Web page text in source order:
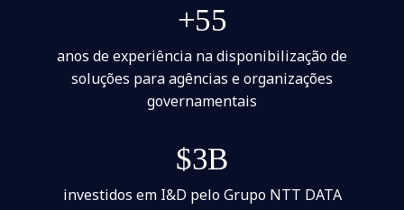
+55
anos de experiência na disponibilização de
soluções para agências e organizações
governamentais
$3B
investidos em I&D pelo Grupo NTT DATA